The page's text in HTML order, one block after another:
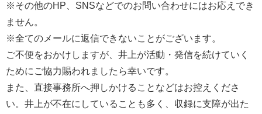
※その他のHP、SNSなどでのお問い合わせにはお応えでき
ません。
※全てのメールに返信できないことがございます。
ご不便をおかけしますが、井上が活動・発信を続けていく
ためにご協力賜われましたら幸いです。
また、直接事務所へ押しかけることなどはお控えくださ
い。井上が不在にしていることも多く、収録に支障が出た